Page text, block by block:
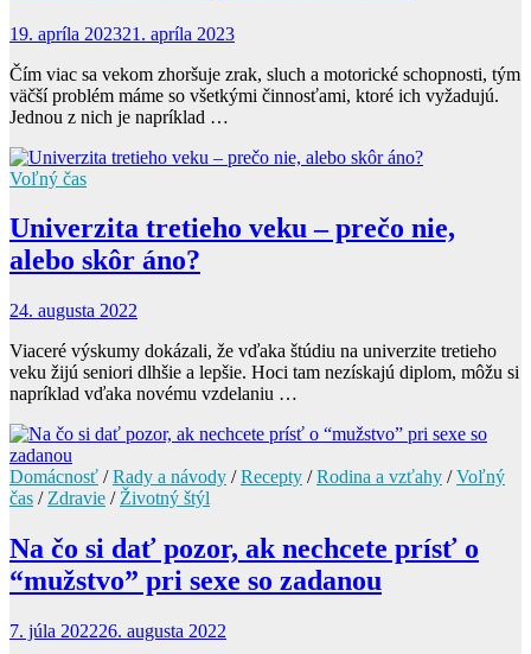
19. apríla 202321. apríla 2023
Čím viac sa vekom zhoršuje zrak, sluch a motorické schopnosti, tým
väčší problém máme so všetkými činnosťami, ktoré ich vyžadujú.
Jednou z nich je napríklad …
Voľný čas
Univerzita tretieho veku – prečo nie,
alebo skôr áno?
24. augusta 2022
Viaceré výskumy dokázali, že vďaka štúdiu na univerzite tretieho
veku žijú seniori dlhšie a lepšie. Hoci tam nezískajú diplom, môžu si
napríklad vďaka novému vzdelaniu …
Domácnosť /Rady a návody /Recepty /Rodina a vzťahy /Voľný
čas / Zdravie / Životný štýl
Na čo si dať pozor, ak nechcete prísť o
“mužstvo” pri sexe so zadanou
7. júla 202226. augusta 2022